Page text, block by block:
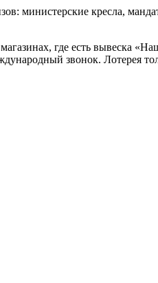
министерские кресла,
где есть вывеска
звонок. Лотерея